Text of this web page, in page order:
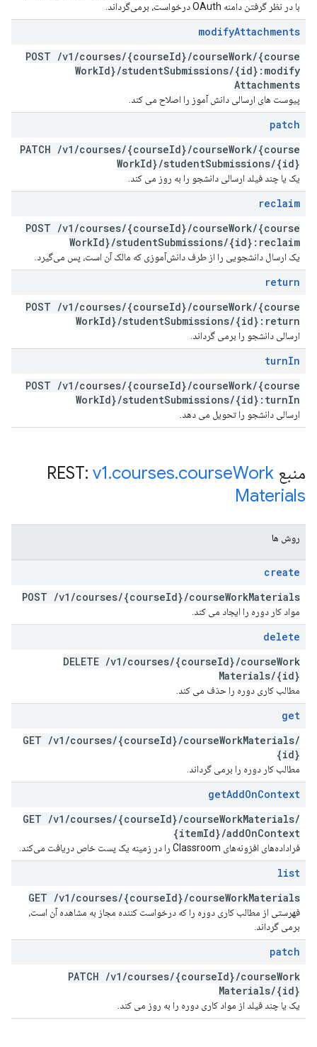
با در نظر گرفتن دامنه OAuth درخواست، برمی‌گرداند.
modifyAttachments
POST /v1 /courses/{courseId}/courseWork/{course
WorkId}/studentSubmissions/{id}:modify
Attachments
پیوست های ارسالی دانش آموز را اصلاح می کند.
patch
PATCH /v1 /courses/{courseId}/courseWork/{course
WorkId}/studentSubmissions/{id}
یک یا چند فیلد ارسالی دانشجو را به روز می کند.
reclaim
POST /v1 /courses/{courseId}/courseWork/{course
WorkId}/studentSubmissions/{id}:reclaim
یک ارسال دانشجویی را از طرف دانش‌آموزی که مالک آن است، پس می‌گیرد.
return
POST /v1 /courses/{courseId}/courseWork/{course
WorkId}/studentSubmissions/{id}:return
ارسالی دانشجو را برمی گرداند.
turnIn
POST /v1 /courses/{courseId}/courseWork/{course
WorkId}/studentSubmissions/{id}:turnIn
ارسالی دانشجو را تحویل می دهد.
منبع REST: v1.courses.courseWork
Materials
روش ها
create
POST /v1 /courses/{courseId}/courseWorkMaterials
مواد کار دوره را ایجاد می کند.
delete
DELETE /v1 /courses/{courseId}/courseWork
Materials/{id}
مطالب کاری دوره را حذف می کند.
get
GET /v1 /courses/{courseId}/courseWorkMaterials/
{id}
مطالب کار دوره را برمی گرداند.
getAddOnContext
GET /v1 /courses/{courseId}/courseWorkMaterials/
{itemId}/addOnContext
فراداده‌های افزونه‌های Classroom را در زمینه یک پست خاص دریافت می‌کند.
list
GET /v1 /courses/{courseId}/courseWorkMaterials
فهرستی از مطالب کاری دوره را که درخواست کننده مجاز به مشاهده آن است،
برمی گرداند.
patch
PATCH /v1 /courses/{courseId}/courseWork
Materials/{id}
یک یا چند فیلد از مواد کاری دوره را به روز می کند.